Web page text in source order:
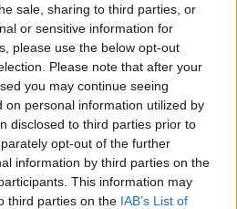
sale, sharing to third parties, or
or sensitive information for
please use the below opt-out
Please note that after your
you may continue seeing
on personal information utilized by
disclosed to third parties prior to
opt-out of the further
information by third parties on the
This information may
third parties on the IAB’s List of
13:00 Praha (Praha 13)
pro seniory. Změna programu
před vchodem do pobočky Lužiny.
2256/1, Praha 13
cz/akce/letni-vychazky/87